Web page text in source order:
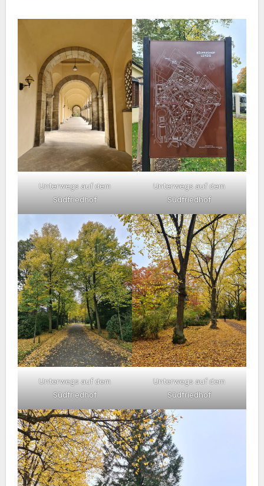
Unterwegs auf dem
Südfriedhof
Unterwegs auf dem
Südfriedhof
Unterwegs auf dem
Südfriedhof
Unterwegs auf dem
Südfriedhof